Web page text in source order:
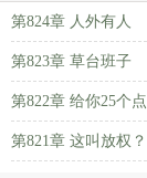
第824章 人外有人
第823章 草台班子
第822章 给你25个点
第821章 这叫放权？